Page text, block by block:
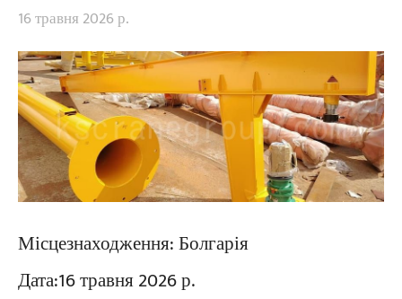
16 травня 2026 р.
Місцезнаходження:Болгарія
Дата:16 травня 2026 р.